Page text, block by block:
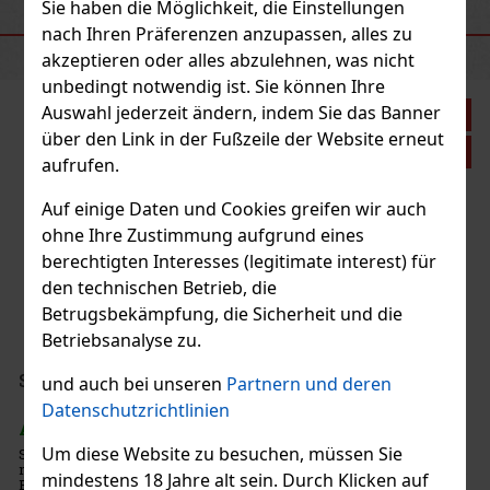
Sie haben die Möglichkeit, die Einstellungen
nach Ihren Präferenzen anzupassen, alles zu
akzeptieren oder alles abzulehnen, was nicht
unbedingt notwendig ist. Sie können Ihre
Auswahl jederzeit ändern, indem Sie das Banner
über den Link in der Fußzeile der Website erneut
aufrufen.
Auf einige Daten und Cookies greifen wir auch
ohne Ihre Zustimmung aufgrund eines
berechtigten Interesses (legitimate interest) für
den technischen Betrieb, die
Betrugsbekämpfung, die Sicherheit und die
Betriebsanalyse zu.
und auch bei unseren Partnern und deren
Datenschutzrichtlinien
Um diese Website zu besuchen, müssen Sie
mindestens 18 Jahre alt sein. Durch Klicken auf
1/3
(2 st)
mit einem außergewöhnlichen Geschmacksprofil. Sie
durch den für dominikanische Zigarren so typischen
Geschmack aus. Dank ihrer kubanischen
sie jedoch auch über einen vollmundigen
Rabatt: 31%
EMPFOHLENE PRODUKTE
Rabatt: 21%
Aktion
Berri 50g
(3 st)
Berri 50 g – türkischer heller Wasserpfeifentabak
einer würzigen Mischung aus Himbeeren und